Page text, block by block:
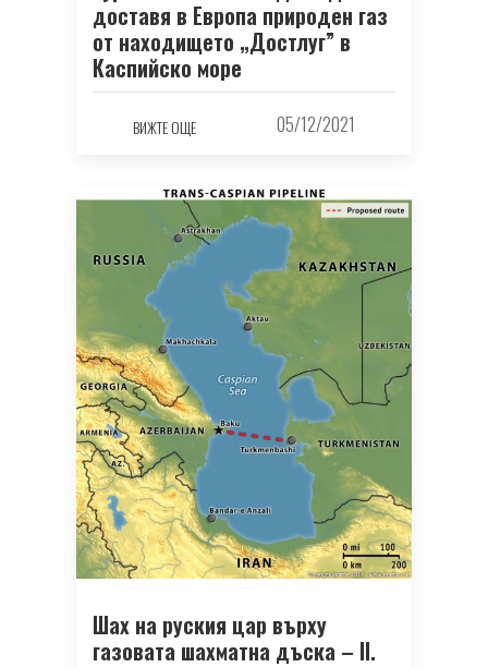
доставя в Европа природен газ
от находището „Достлуг” в
Каспийско море
ВИЖТЕ ОЩЕ 05/12/2021
Шах на руския цар върху
газовата шахматна дъска – ІІ.